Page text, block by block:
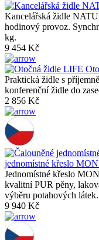
Kancelářská židle
hodinový provoz.
kg.
9 454 Kč
Praktická židle s
konferenční židle do
2 856 Kč
jednomístné křeslo
Jednomístné křeslo
kvalitní PUR pěny,
výběru potahových látek.
9 940 Kč